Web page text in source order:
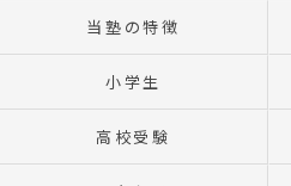
当塾の特徴
小学生
高校受験